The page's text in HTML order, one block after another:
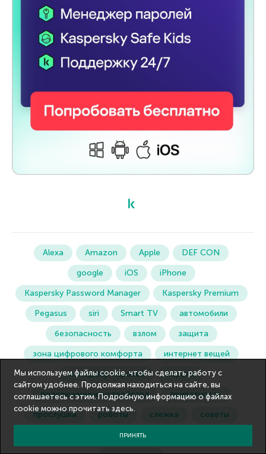
Alexa Amazon Apple
DEF CON
google
iOS
iPhone
Kaspersky Password Manager
Kaspersky Premium
Pegasus
siri Smart TV
автомобили
безопасность
взлом
защита
зона цифрового комфорта
интернет вещей
менеджер паролей
пароли
подключенные устройства
приватность
прослушка
роботы слежка
советы
угрозы
Мы используем файлы cookie, чтобы сделать работу с
сайтом удобнее. Продолжая находиться на сайте, вы
соглашаетесь с этим. Подробную информацию о файлах
cookie можно прочитатьздесь.
ПРИНЯТЬ